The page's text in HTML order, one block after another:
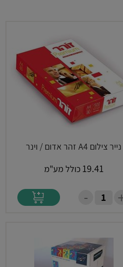
נייר צילום A4 זהר אדום / וינר
19.41 כולל מע"מ
-